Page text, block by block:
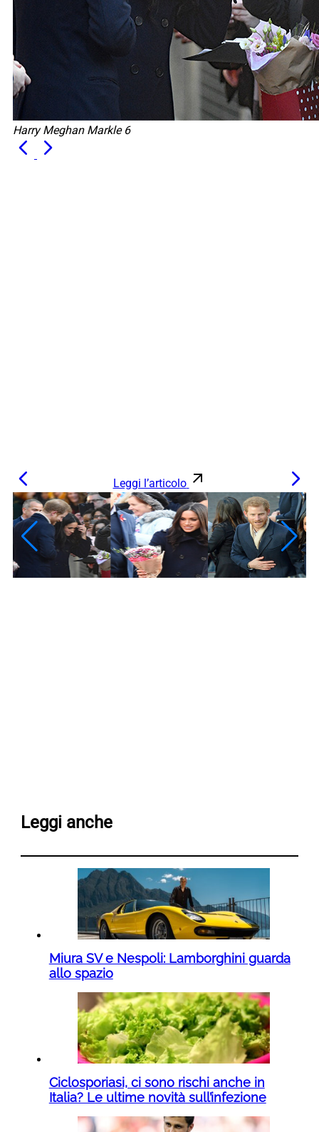
Harry Meghan Markle 6
Leggi l’articolo
Leggi anche
Miura SV e Nespoli: Lamborghini guarda
allo spazio
Ciclosporiasi, ci sono rischi anche in
Italia? Le ultime novità sull’infezione